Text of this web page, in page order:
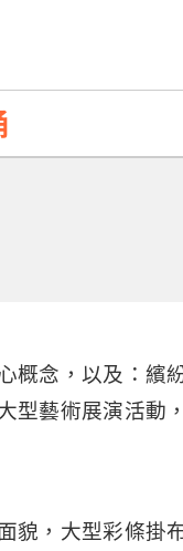
概念，以及：繽
型藝術展演活動
貌，大型彩條掛